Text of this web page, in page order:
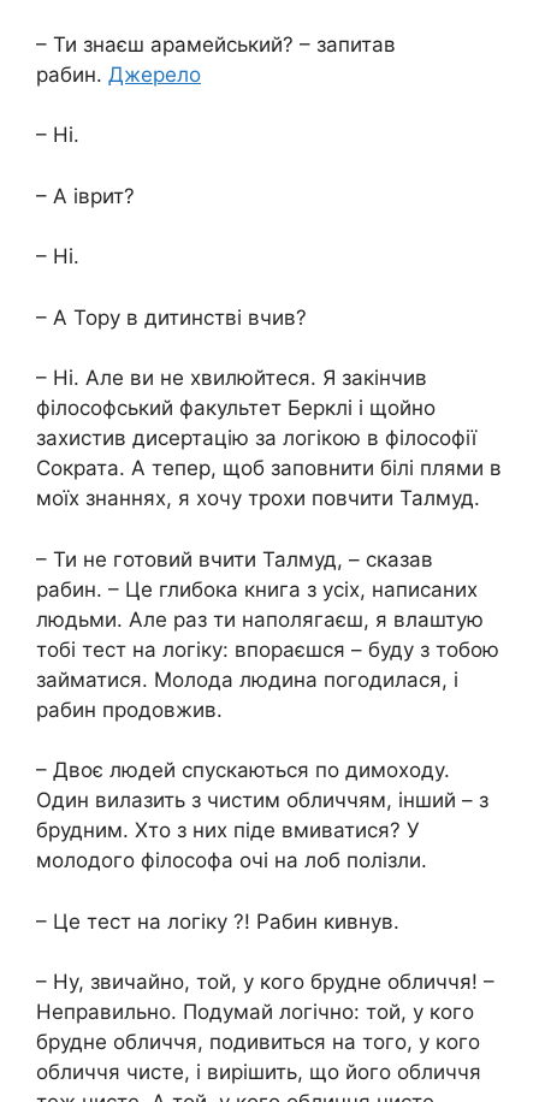
– Ти знаєш арамейський? – запитав
рабин. Джерело
– Ні.
– А іврит?
– Ні.
– А Тору в дитинстві вчив?
– Ні. Але ви не хвилюйтеся. Я закінчив
філософський факультет Берклі і щойно
захистив дисертацію за логікою в філософії
Сократа. А тепер, щоб заповнити білі плями в
моїх знаннях, я хочу трохи повчити Талмуд.
– Ти не готовий вчити Талмуд, – сказав
рабин. – Це глибока книга з усіх, написаних
людьми. Але раз ти наполягаєш, я влаштую
тобі тест на логіку: впораєшся – буду з тобою
займатися. Молода людина погодилася, і
рабин продовжив.
– Двоє людей спускаються по димоходу.
Один вилазить з чистим обличчям, інший – з
брудним. Хто з них піде вмиватися? У
молодого філософа очі на лоб полізли.
– Це тест на логіку ?! Рабин кивнув.
– Ну, звичайно, той, у кого брудне обличчя! –
Неправильно. Подумай логічно: той, у кого
брудне обличчя, подивиться на того, у кого
обличчя чисте, і вирішить, що його обличчя